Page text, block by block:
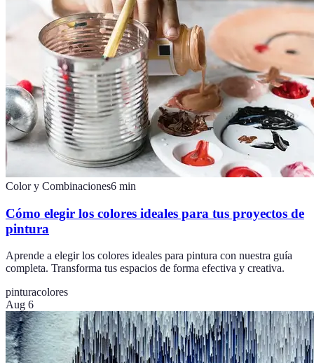
Color y Combinaciones6 min
Cómo elegir los colores ideales para tus proyectos de
pintura
Aprende a elegir los colores ideales para pintura con nuestra guía
completa. Transforma tus espacios de forma efectiva y creativa.
pinturacolores
Aug 6